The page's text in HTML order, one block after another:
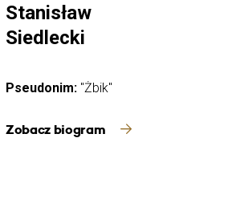
Stanisław
Siedlecki
Pseudonim: "Żbik"
Zobacz biogram